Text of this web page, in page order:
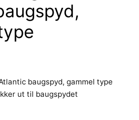
baugspyd, gammel type
ut til baugspydet